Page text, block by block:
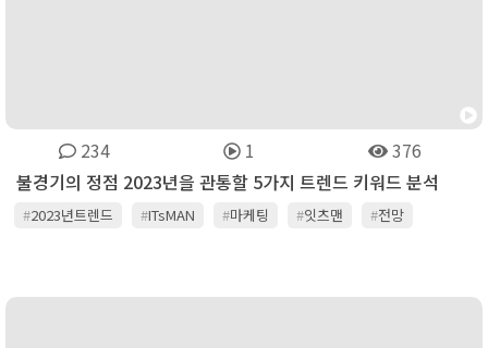
234 1
376
불경기의 정점 2023년을 관통할 5가지 트렌드 키워드 분석
#2023년트렌드 #ITsMAN #마케팅 #잇츠맨 #전망